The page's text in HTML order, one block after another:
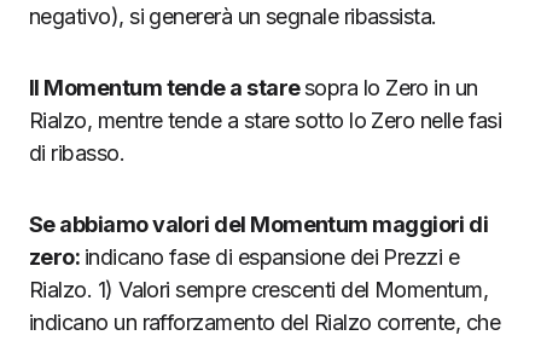
negativo), si genererà un segnale ribassista.
Il Momentum tende a staresopra lo Zero in un
Rialzo, mentre tende a stare sotto lo Zero nelle fasi
di ribasso.
Se abbiamo valori del Momentum maggiori di
zero: indicano fase di espansione dei Prezzi e
Rialzo. 1) Valori sempre crescenti del Momentum,
indicano un rafforzamento del Rialzo corrente, che